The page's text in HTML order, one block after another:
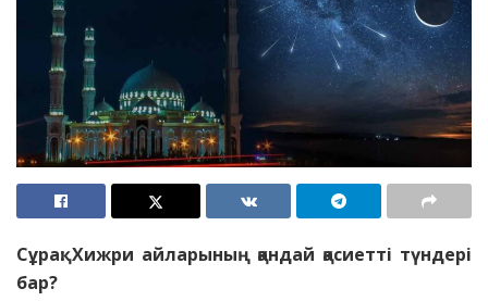
Сұрақ: Хижри айларының қандай қасиетті түндері
бар?